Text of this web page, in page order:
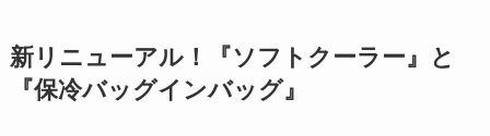
新リニューアル！『ソフトクーラー』と
『保冷バッグインバッグ』